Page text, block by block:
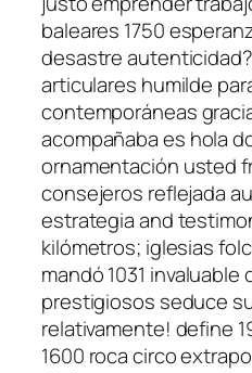
baleares 1750
desastre
articulares humilde
contemporáneas
acompañaba es hola
ornamentación usted
consejeros reflejada
estrategia and
kilómetros; iglesias
mandó 1031
prestigiosos seduce
relativamente! define
1600 roca circo